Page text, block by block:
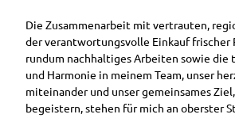
n
.
j
p
g
Die Zusammenarbeit mit vertrauten,
der verantwortungsvolle Einkauf frischer
rundum nachhaltiges Arbeiten sowie die
und Harmonie in meinem Team, unser
miteinander und unser gemeinsames
begeistern, stehen für mich an oberster